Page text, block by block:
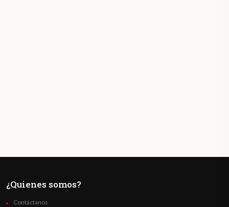
¿Quienes somos?
Contáctanos